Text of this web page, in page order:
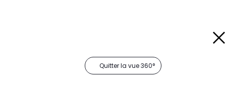
Quitter la vue 360°